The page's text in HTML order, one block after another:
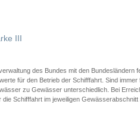
III
des Bundes mit den Bundesländern
für den Betrieb der Schifffahrt. Sind
zu Gewässer unterschiedlich. Bei
Schifffahrt im jeweiligen Gewässerabschnitt